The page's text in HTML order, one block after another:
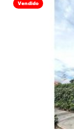
Vendido